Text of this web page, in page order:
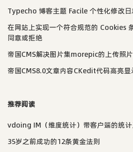
Typecho 博客主题 Facile 个性化修改日
在网站上实现一个符合规范的 Cookies
同意或拒绝
帝国CMS解决图片集morepic的上传照
帝国CMS8.0文章内容CKedit代码高亮显
推荐阅读
vdoing IM（维度统计）带客户端的统
35岁之前成功的12条黄金法则